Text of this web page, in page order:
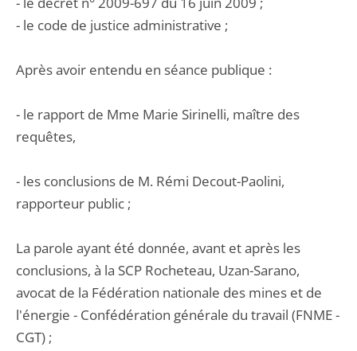
- le code de justice administrative ;
Après avoir entendu en séance publique :
- le rapport de Mme Marie Sirinelli, maître des
requêtes,
- les conclusions de M. Rémi Decout-Paolini,
rapporteur public ;
La parole ayant été donnée, avant et après les
conclusions, à la SCP Rocheteau, Uzan-Sarano,
avocat de la Fédération nationale des mines et de
l'énergie - Confédération générale du travail (FNME -
CGT) ;